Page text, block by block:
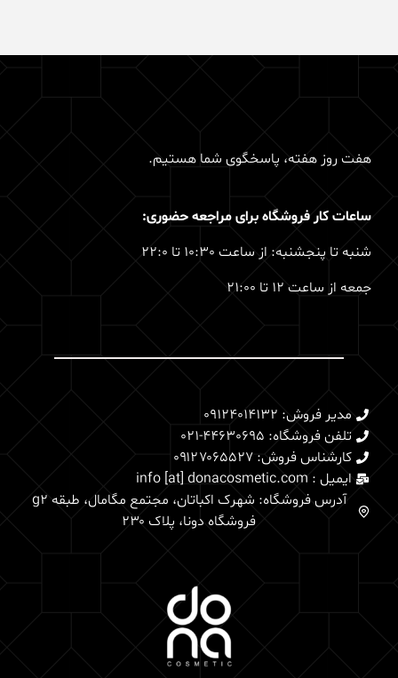
هفت روز هفته، پاسخگوی شما هستیم.
ساعات کار فروشگاه برای مراجعه حضوری:
شنبه تا پنجشنبه: از ساعت 10:30 تا 22:0
جمعه از ساعت 12 تا 21:00
مدیر فروش: 09124014132
تلفن فروشگاه: 44630695-021
کارشناس فروش: 0۹۱۲۷۰۶۵۵۲۷
ایمیل : info [at] donacosmetic.com
آدرس فروشگاه: شهرک اکباتان، مجتمع مگامال، طبقه g2
فروشگاه دونا، پلاک ۲۳۰